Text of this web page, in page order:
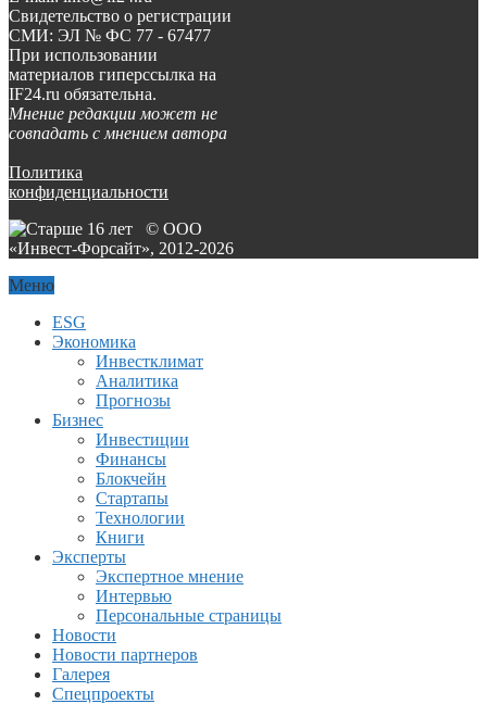
Свидетельство о регистрации
СМИ: ЭЛ № ФС 77 - 67477
При использовании
материалов гиперссылка на
IF24.ru обязательна.
Мнение редакции может не
совпадать с мнением автора
Политика
конфиденциальности
© ООО
«Инвест-Форсайт», 2012-2026
Меню
ESG
Экономика
Инвестклимат
Аналитика
Прогнозы
Бизнес
Инвестиции
Финансы
Блокчейн
Стартапы
Технологии
Книги
Эксперты
Экспертное мнение
Интервью
Персональные страницы
Новости
Новости партнеров
Галерея
Спецпроекты